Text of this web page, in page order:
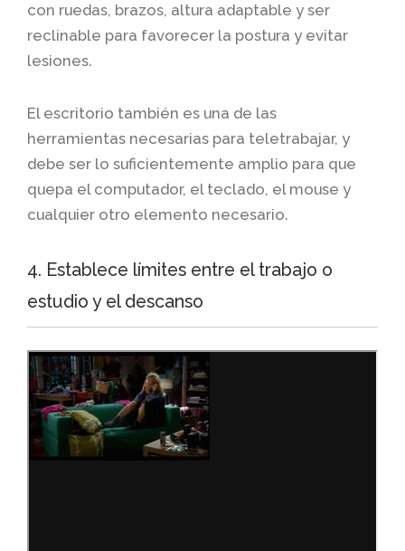
con ruedas, brazos, altura adaptable y ser
reclinable para favorecer la postura y evitar
lesiones.
El escritorio también es una de las
herramientas necesarias para teletrabajar, y
debe ser lo suficientemente amplio para que
quepa el computador, el teclado, el mouse y
cualquier otro elemento necesario.
4. Establece límites entre el trabajo o
estudio y el descanso